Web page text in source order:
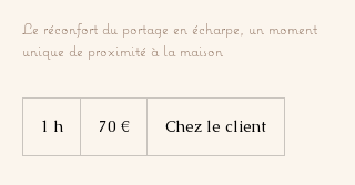
Le réconfort du portage en écharpe, un moment
unique de proximité à la maison
1 h 70 € Chez le client